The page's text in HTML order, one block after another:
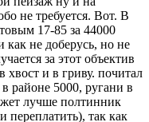
не требуется. Вот. В
17-85 за 44000
как не доберусь, но не
за этот объектив
и в гриву. почитал
районе 5000, ругани в
лучше полтинник
переплатить), так как